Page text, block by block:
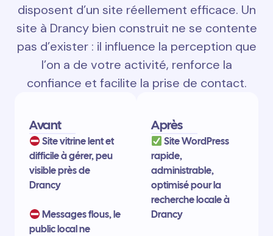
disposent d’un site réellement efficace. Un
site à Drancy bien construit ne se contente
pas d’exister : il influence la perception que
l’on a de votre activité, renforce la
confiance et facilite la prise de contact.
Avant
Site vitrine lent et
difficile à gérer, peu
visible près de
Drancy
Messages flous, le
public local ne
Après
Site WordPress
rapide,
administrable,
optimisé pour la
recherche locale à
Drancy